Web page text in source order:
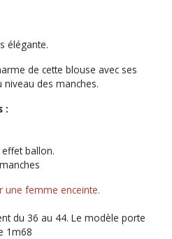
élégante.
de cette blouse avec ses
des manches.
:
ballon.
une femme enceinte.
du 36 au 44. Le modèle porte
1m68